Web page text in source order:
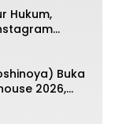
Hukum,
Buka
2026,